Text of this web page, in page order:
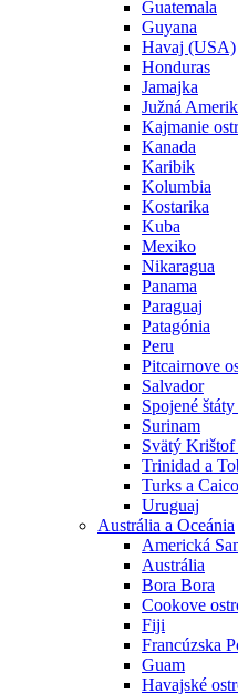
Guatemala
Guyana
Havaj (USA)
Honduras
Jamajka
Južná
Kajmanie
Kanada
Karibik
Kolumbia
Kostarika
Kuba
Mexiko
Nikaragua
Panama
Paraguaj
Patagónia
Peru
Pitcairnove
Salvador
Spojené
Surinam
Svätý Krištof
Trinidad a
Turks a
Uruguaj
Austrália a Oceánia
Americká
Austrália
Bora Bora
Cookove
Fiji
Francúzska
Guam
Havajské